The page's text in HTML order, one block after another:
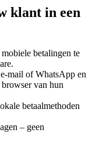
klant in een
betalingen te
mail of WhatsApp en
van hun
betaalmethoden
– geen